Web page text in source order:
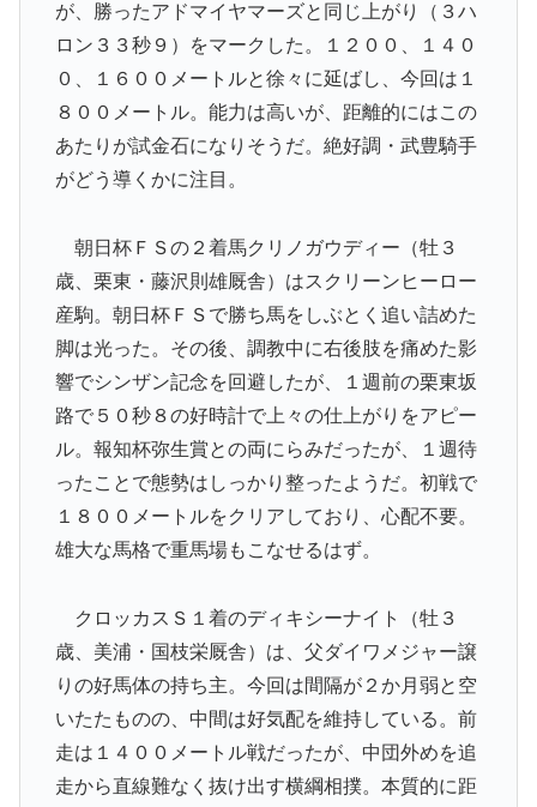
が、勝ったアドマイヤマーズと同じ上がり（３ハ
ロン３３秒９）をマークした。１２００、１４０
０、１６００メートルと徐々に延ばし、今回は１
８００メートル。能力は高いが、距離的にはこの
あたりが試金石になりそうだ。絶好調・武豊騎手
がどう導くかに注目。
朝日杯ＦＳの２着馬クリノガウディー（牡３
歳、栗東・藤沢則雄厩舎）はスクリーンヒーロー
産駒。朝日杯ＦＳで勝ち馬をしぶとく追い詰めた
脚は光った。その後、調教中に右後肢を痛めた影
響でシンザン記念を回避したが、１週前の栗東坂
路で５０秒８の好時計で上々の仕上がりをアピー
ル。報知杯弥生賞との両にらみだったが、１週待
ったことで態勢はしっかり整ったようだ。初戦で
１８００メートルをクリアしており、心配不要。
雄大な馬格で重馬場もこなせるはず。
クロッカスＳ１着のディキシーナイト（牡３
歳、美浦・国枝栄厩舎）は、父ダイワメジャー譲
りの好馬体の持ち主。今回は間隔が２か月弱と空
いたたものの、中間は好気配を維持している。前
走は１４００メートル戦だったが、中団外めを追
走から直線難なく抜け出す横綱相撲。本質的に距